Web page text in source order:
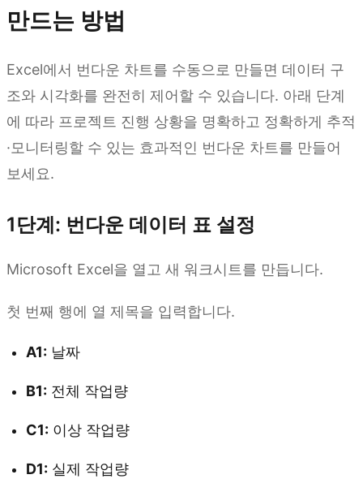
만드는 방법
Excel에서 번다운 차트를 수동으로 만들면 데이터 구
조와 시각화를 완전히 제어할 수 있습니다. 아래 단계
에 따라 프로젝트 진행 상황을 명확하고 정확하게 추적
·모니터링할 수 있는 효과적인 번다운 차트를 만들어
보세요.
1단계: 번다운 데이터 표 설정
Microsoft Excel을 열고 새 워크시트를 만듭니다.
첫 번째 행에 열 제목을 입력합니다.
A1: 날짜
B1: 전체 작업량
C1: 이상 작업량
D1: 실제 작업량